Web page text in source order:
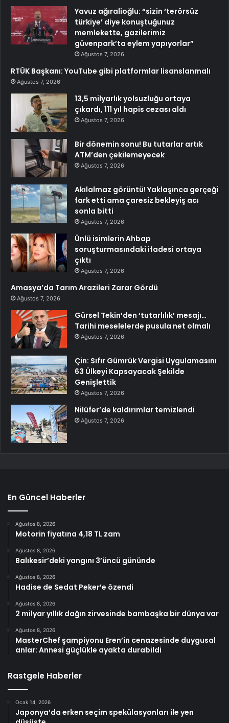
Yavuz ağıralioğlu: “sizin ‘terörsüz
türkiye’ diye konuştuğunuz
memlekette, gazilerimiz
güvenpark’ta eylem yapıyorlar”
Ağustos 7, 2026
RTÜK Başkanı: YouTube gibi platformlar lisanslanmalı
Ağustos 7, 2026
13,5 milyarlık yolsuzluğu ortaya
çıkardı, 111 yıl hapis cezası aldı
Ağustos 7, 2026
Bir dönemin sonu! Bu tutarlar artık
ATM’den çekilemeyecek
Ağustos 7, 2026
Akılalmaz görüntü! Yaklaşınca gerçeği
fark etti ama çaresiz bekleyiş acı
sonla bitti
Ağustos 7, 2026
Ünlü isimlerin Ahbap
soruşturmasındaki ifadesi ortaya
çıktı
Ağustos 7, 2026
Amasya’da Tarım Arazileri Zarar Gördü
Ağustos 7, 2026
Gürsel Tekin’den ‘tutarlılık’ mesajı…
Tarihi meselelerde pusula net olmalı
Ağustos 7, 2026
Çin: Sıfır Gümrük Vergisi Uygulamasını
63 Ülkeyi Kapsayacak Şekilde
Genişlettik
Ağustos 7, 2026
Nilüfer’de kaldırımlar temizlendi
Ağustos 7, 2026
En Güncel Haberler
Ağustos 8, 2026
Motorin fiyatına 4,18 TL zam
Ağustos 8, 2026
Balıkesir’deki yangını 3’üncü gününde
Ağustos 8, 2026
Hadise de Sedat Peker’e özendi
Ağustos 8, 2026
2 milyar yıllık dağın zirvesinde bambaşka bir dünya var
Ağustos 8, 2026
MasterChef şampiyonu Eren’in cenazesinde duygusal
anlar: Annesi güçlükle ayakta durabildi
Rastgele Haberler
Ocak 14, 2026
Japonya’da erken seçim spekülasyonları ile yen